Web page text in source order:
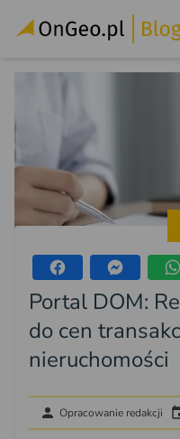
Portal DOM:
do cen
nieruchomości
Opracowanie redakcji